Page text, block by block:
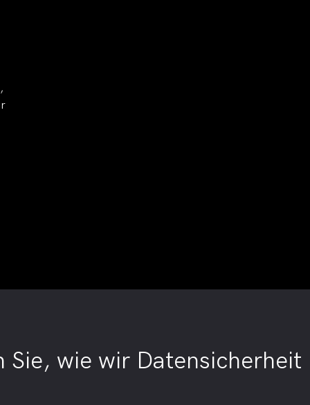
Sie, wie wir Datensicherheit